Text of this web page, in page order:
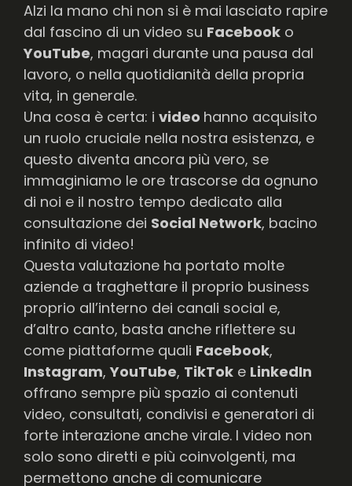
Alzi la mano chi non si è mai lasciato rapire
dal fascino di un video su Facebook o
YouTube, magari durante una pausa dal
lavoro, o nella quotidianità della propria
vita, in generale.
Una cosa è certa: i video hanno acquisito
un ruolo cruciale nella nostra esistenza, e
questo diventa ancora più vero, se
immaginiamo le ore trascorse da ognuno
di noi e il nostro tempo dedicato alla
consultazione dei Social Network, bacino
infinito di video!
Questa valutazione ha portato molte
aziende a traghettare il proprio business
proprio all’interno dei canali social e,
d’altro canto, basta anche riflettere su
come piattaforme quali Facebook,
Instagram, YouTube, TikTok e LinkedIn
offrano sempre più spazio ai contenuti
video, consultati, condivisi e generatori di
forte interazione anche virale. I video non
solo sono diretti e più coinvolgenti, ma
permettono anche di comunicare